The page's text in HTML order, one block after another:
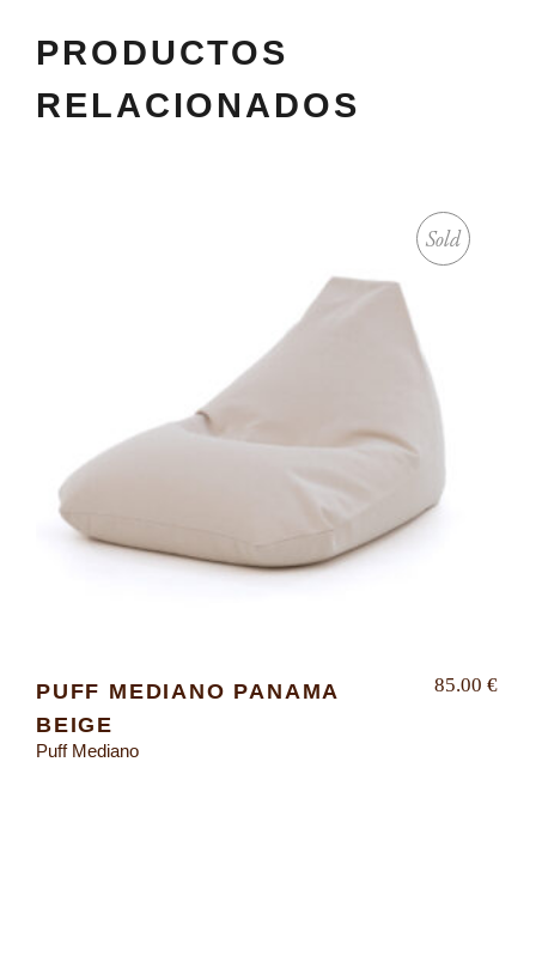
PRODUCTOS
RELACIONADOS
Sold
PUFF MEDIANO PANAMA
BEIGE
Puff Mediano
85.00 €